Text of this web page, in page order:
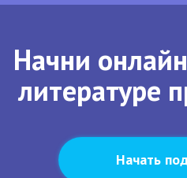
Начни
литературе
Начать